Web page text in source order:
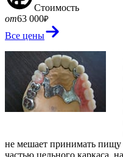
Стоимость
от63 000₽
Все цены
не мешает принимать пищу
частью цельного каркаса,